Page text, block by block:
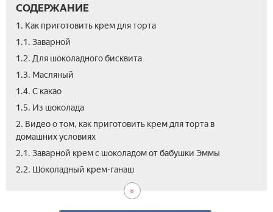
СОДЕРЖАНИЕ
1. Как приготовить крем для торта
1.1. Заварной
1.2. Для шоколадного бисквита
1.3. Масляный
1.4. С какао
1.5. Из шоколада
2. Видео о том, как приготовить крем для торта в
домашних условиях
2.1. Заварной крем с шоколадом от бабушки Эммы
2.2. Шоколадный крем-ганаш